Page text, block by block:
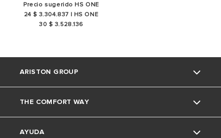
Precio sugerido HS ONE
24 $ 3.304.837 | HS ONE
30 $ 3.528.136
ARISTON GROUP
La marca Ariston
El grupo
THE COMFORT WAY
Consejos y soluciones
AYUDA